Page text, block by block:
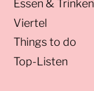
Essen & Trinken
Viertel
Things to do
Top-Listen